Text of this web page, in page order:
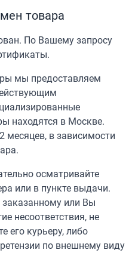
товара
По Вашему запросу
мы предоставляем
находятся в Москве.
месяцев, в зависимости
осматривайте
или в пункте выдачи.
заказанному или Вы
несоответствия, не
его курьеру, либо
по внешнему виду